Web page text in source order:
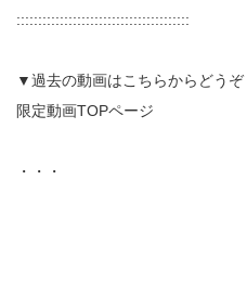
::::::::::::::::::::::::::::::::::::::::
▼過去の動画はこちらからどうぞ
限定動画TOPページ
・・・